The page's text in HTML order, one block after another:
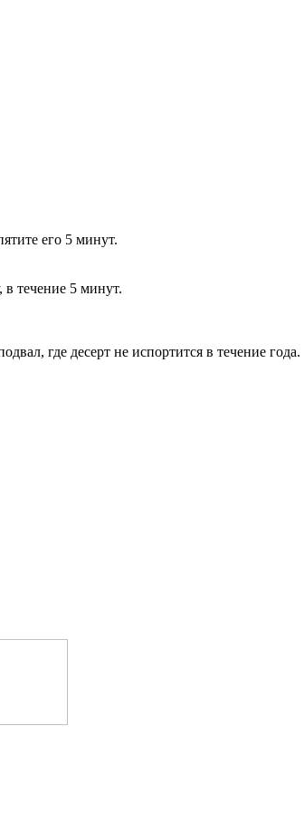
его 5 минут.
течение 5 минут.
где десерт не испортится в течение года.